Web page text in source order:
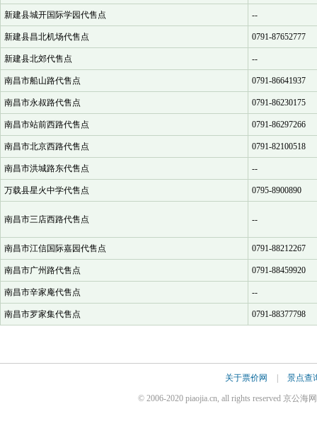
新建县城开国际学园代售点 --
新建县昌北机场代售点 0791-87652777
新建县北郊代售点 --
南昌市船山路代售点 0791-86641937
南昌市永叔路代售点 0791-86230175
南昌市站前西路代售点 0791-86297266
南昌市北京西路代售点 0791-82100518
南昌市洪城路东代售点 --
万载县星火中学代售点 0795-8900890
南昌市三店西路代售点 --
南昌市江信国际嘉园代售点 0791-88212267
南昌市广州路代售点 0791-88459920
南昌市辛家庵代售点 --
南昌市罗家集代售点 0791-88377798
关于票价网 | 景点查
© 2006-2020 piaojia.cn, all rights reserved 京公海